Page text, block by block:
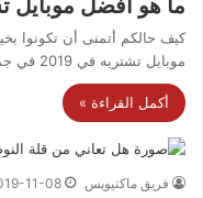
ما هو أفضل موبايل
كيف حالكم أتمنى أن تكونوا
موبايل تشتريه في 2019 في جميع الفئات.…
أكمل القراءة »
فريق ماكتيوبس 11-08